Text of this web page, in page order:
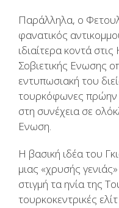
Παράλληλα, ο
φανατικός
ιδιαίτερα κοντά
Σοβιετικής Ενωσης
εντυπωσιακή του
τουρκόφωνες πρώην
στη συνέχεια σε
Ενωση.
Η βασική ιδέα του
μιας «χρυσής
στιγμή τα ηνία της
τουρκοκεντρικές